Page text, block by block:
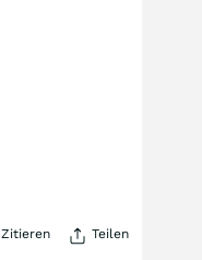
Zitieren Teilen